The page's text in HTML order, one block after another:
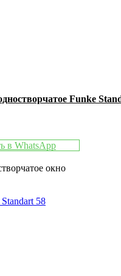
Funke
в WhatsApp
окно
58